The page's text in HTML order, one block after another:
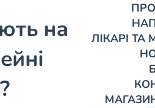
ЛІКАРІ
на